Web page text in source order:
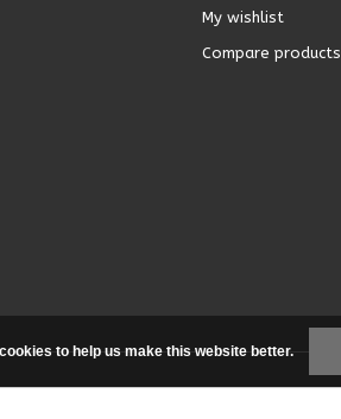
My wishlist
Compare products
to help us make this website better.